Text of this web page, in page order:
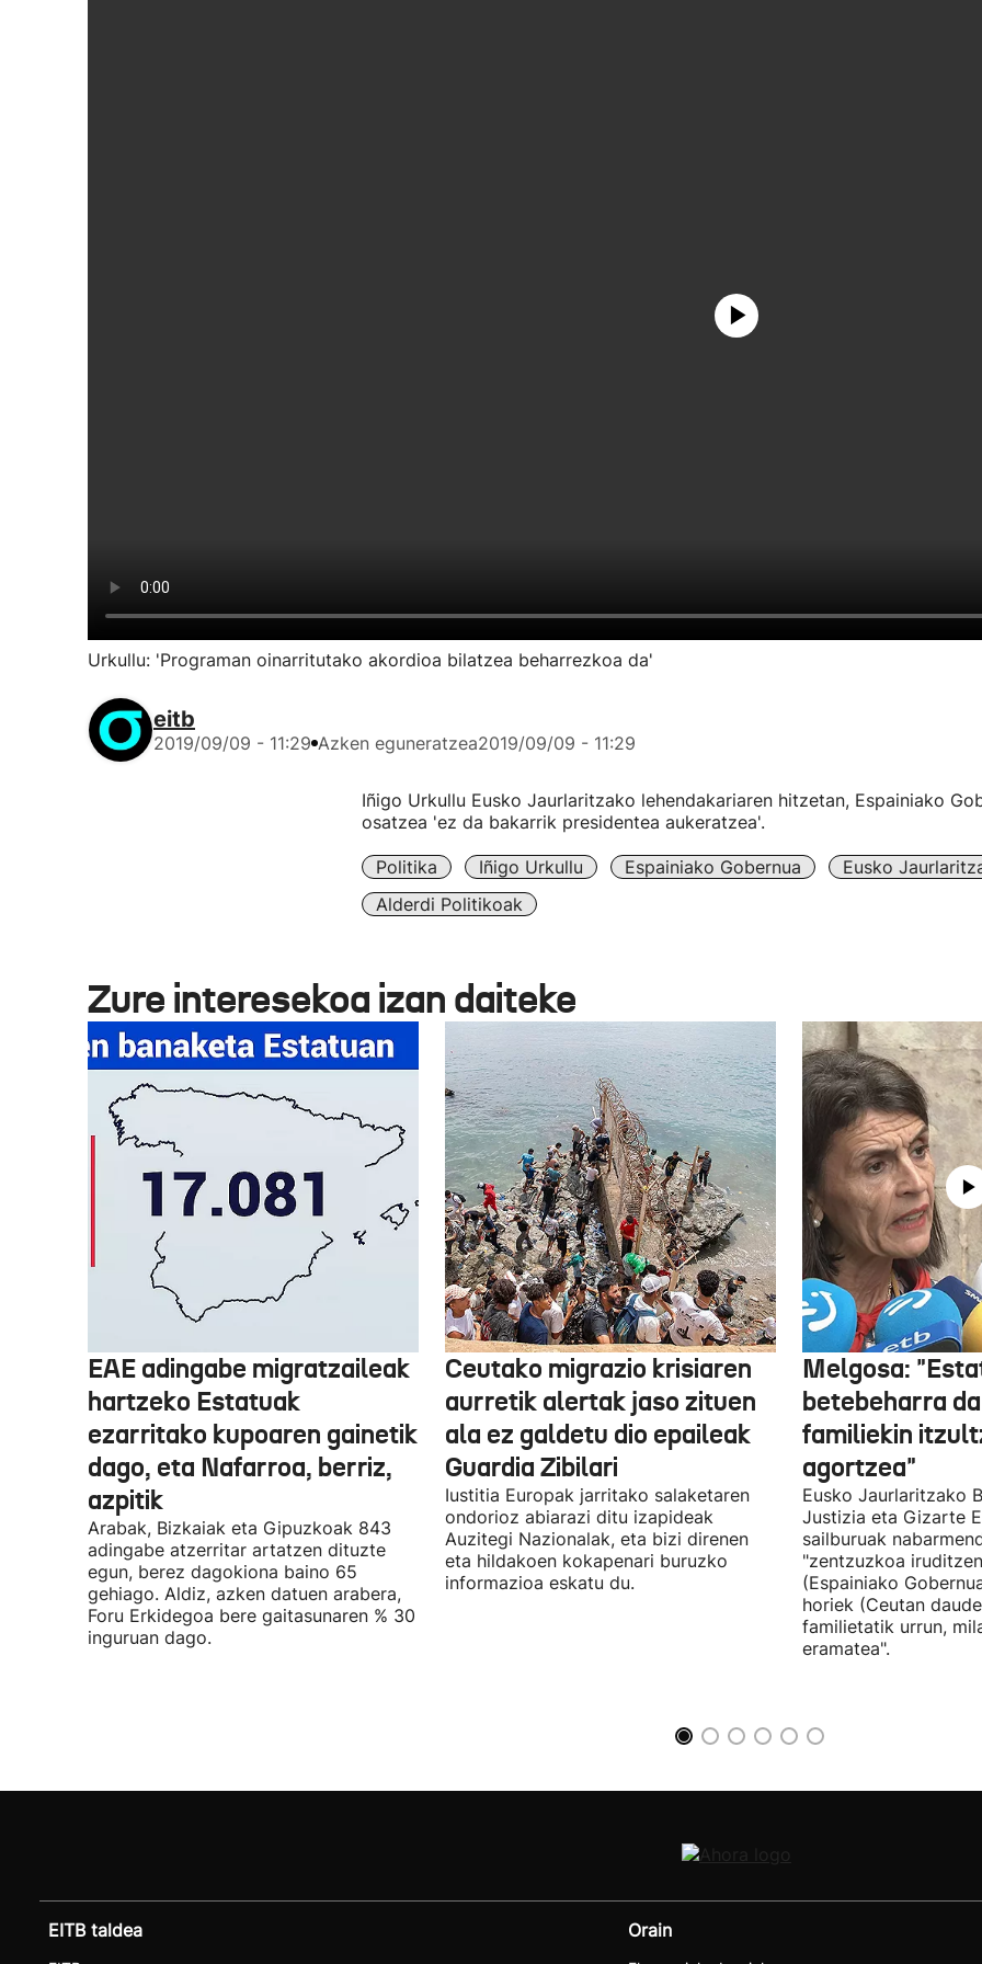
Urkullu: 'Programan oinarritutako akordioa bilatzea beharrezkoa da'
eitb
2019/09/09 - 11:29 Azken eguneratzea2019/09/09 - 11:29
Iñigo Urkullu Eusko Jaurlaritzako lehendakariaren hitzetan, Espainiako
osatzea 'ez da bakarrik presidentea aukeratzea'.
Politika Iñigo Urkullu Espainiako Gobernua
Eusko
Alderdi Politikoak
Zure interesekoa izan daiteke
EAE adingabe migratzaileak
hartzeko Estatuak
ezarritako kupoaren gainetik
dago, eta Nafarroa, berriz,
azpitik
Arabak, Bizkaiak eta Gipuzkoak 843
adingabe atzerritar artatzen dituzte
egun, berez dagokiona baino 65
gehiago. Aldiz, azken datuen arabera,
Foru Erkidegoa bere gaitasunaren % 30
inguruan dago.
Ceutako migrazio krisiaren
aurretik alertak jaso zituen
ala ez galdetu dio epaileak
Guardia Zibilari
Iustitia Europak jarritako salaketaren
ondorioz abiarazi ditu izapideak
Auzitegi Nazionalak, eta bizi direnen
eta hildakoen kokapenari buruzko
informazioa eskatu du.
Melgosa:
betebeharra
familiekin
agortzea"
Eusko Jaurlaritzako
Justizia eta Gizarte
sailburuak
"zentzuzkoa
(Espainiako
horiek (Ceutan
familietatik urrun,
eramatea".
EITB taldea Orain